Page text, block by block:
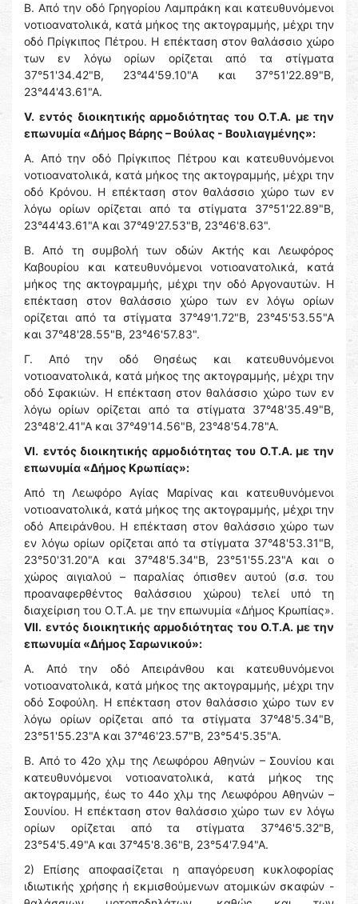
Β. Από την οδό Γρηγορίου Λαμπράκη και κατευθυνόμενοι
νοτιοανατολικά, κατά μήκος της ακτογραμμής, μέχρι την
οδό Πρίγκιπος Πέτρου. Η επέκταση στον θαλάσσιο χώρο
των εν λόγω ορίων ορίζεται από τα στίγματα
37°51'34.42"Β, 23°44'59.10"Α και 37°51'22.89"Β,
23°44'43.61"Α.
V. εντός διοικητικής αρμοδιότητας του Ο.Τ.Α. με την
επωνυμία «Δήμος Βάρης – Βούλας - Βουλιαγμένης»:
Α. Από την οδό Πρίγκιπος Πέτρου και κατευθυνόμενοι
νοτιοανατολικά, κατά μήκος της ακτογραμμής, μέχρι την
οδό Κρόνου. Η επέκταση στον θαλάσσιο χώρο των εν
λόγω ορίων ορίζεται από τα στίγματα 37°51'22.89"Β,
23°44'43.61"Α και 37°49'27.53"Β, 23°46'8.63".
Β. Από τη συμβολή των οδών Ακτής και Λεωφόρος
Καβουρίου και κατευθυνόμενοι νοτιοανατολικά, κατά
μήκος της ακτογραμμής, μέχρι την οδό Αργοναυτών. Η
επέκταση στον θαλάσσιο χώρο των εν λόγω ορίων
ορίζεται από τα στίγματα 37°49'1.72"Β, 23°45'53.55"Α
και 37°48'28.55"Β, 23°46'57.83".
Γ. Από την οδό Θησέως και κατευθυνόμενοι
νοτιοανατολικά, κατά μήκος της ακτογραμμής, μέχρι την
οδό Σφακιών. Η επέκταση στον θαλάσσιο χώρο των εν
λόγω ορίων ορίζεται από τα στίγματα 37°48'35.49"Β,
23°48'2.41"Α και 37°49'14.56"Β, 23°48'54.78"Α.
VΙ. εντός διοικητικής αρμοδιότητας του Ο.Τ.Α. με την
επωνυμία «Δήμος Κρωπίας»:
Από τη Λεωφόρο Αγίας Μαρίνας και κατευθυνόμενοι
νοτιοανατολικά, κατά μήκος της ακτογραμμής, μέχρι την
οδό Απειράνθου. Η επέκταση στον θαλάσσιο χώρο των
εν λόγω ορίων ορίζεται από τα στίγματα 37°48'53.31"Β,
23°50'31.20"Α και 37°48'5.34"Β, 23°51'55.23"Α και ο
χώρος αιγιαλού – παραλίας όπισθεν αυτού (σ.σ. του
προαναφερθέντος θαλάσσιου χώρου) τελεί υπό τη
διαχείριση του Ο.Τ.Α. με την επωνυμία «Δήμος Κρωπίας».
VΙΙ. εντός διοικητικής αρμοδιότητας του Ο.Τ.Α. με την
επωνυμία «Δήμος Σαρωνικού»:
Α. Από την οδό Απειράνθου και κατευθυνόμενοι
νοτιοανατολικά, κατά μήκος της ακτογραμμής, μέχρι την
οδό Σοφούλη. Η επέκταση στον θαλάσσιο χώρο των εν
λόγω ορίων ορίζεται από τα στίγματα 37°48'5.34"Β,
23°51'55.23"Α και 37°46'23.57"Β, 23°54'5.35"Α.
Β. Από το 42ο χλμ της Λεωφόρου Αθηνών – Σουνίου και
κατευθυνόμενοι νοτιοανατολικά, κατά μήκος της
ακτογραμμής, έως το 44ο χλμ της Λεωφόρου Αθηνών –
Σουνίου. Η επέκταση στον θαλάσσιο χώρο των εν λόγω
ορίων ορίζεται από τα στίγματα 37°46'5.32"Β,
23°54'5.49"Α και 37°45'8.36"Β, 23°54'7.94"Α.
2) Επίσης αποφασίζεται η απαγόρευση κυκλοφορίας
ιδιωτικής χρήσης ή εκμισθούμενων ατομικών σκαφών -